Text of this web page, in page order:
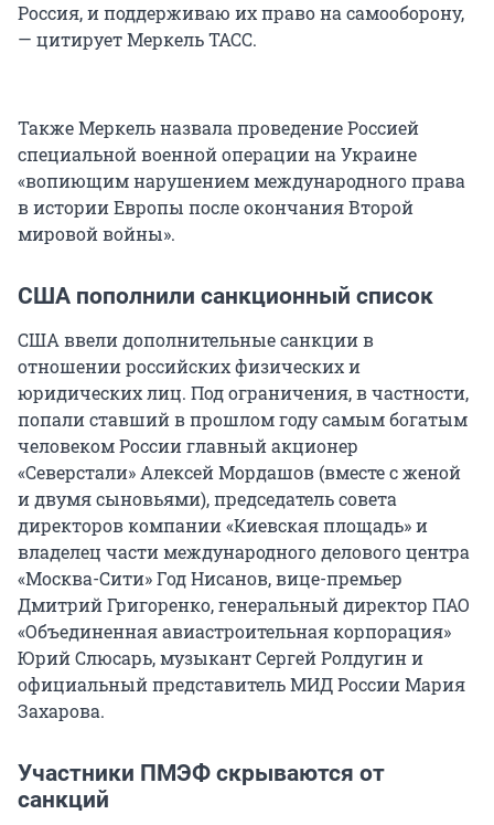
Россия, и поддерживаю их право на самооборону,
— цитирует Меркель ТАСС.
Также Меркель назвала проведение Россией
специальной военной операции на Украине
«вопиющим нарушением международного права
в истории Европы после окончания Второй
мировой войны».
США пополнили санкционный список
США ввели дополнительные санкции в
отношении российских физических и
юридических лиц. Под ограничения, в частности,
попали ставший в прошлом году самым богатым
человеком России главный акционер
«Северстали» Алексей Мордашов (вместе с женой
и двумя сыновьями), председатель совета
директоров компании «Киевская площадь» и
владелец части международного делового центра
«Москва-Сити» Год Нисанов, вице-премьер
Дмитрий Григоренко, генеральный директор ПАО
«Объединенная авиастроительная корпорация»
Юрий Слюсарь, музыкант Сергей Ролдугин и
официальный представитель МИД России Мария
Захарова.
Участники ПМЭФ скрываются от
санкций